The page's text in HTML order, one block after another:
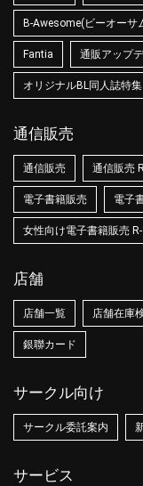
B-Awesome(ビーオーサ
Fantia 通販アップ
オリジナルBL同人誌特集
通信販売
通信販売 通信販売
電子書籍販売 電子
女性向け電子書籍販売
店舗
店舗一覧 店舗在庫
銀聯カード
サークル向け
サークル委託案内
サービス